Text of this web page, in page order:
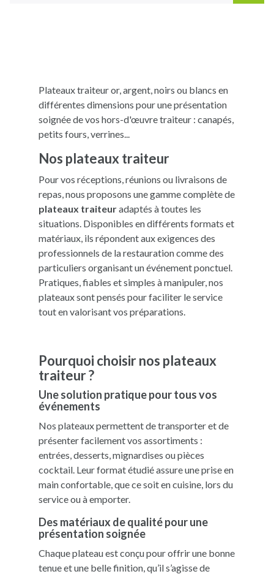
Plateaux traiteur or, argent, noirs ou blancs en
différentes dimensions pour une présentation
soignée de vos hors-d'œuvre traiteur : canapés,
petits fours, verrines...
Nos plateaux traiteur
Pour vos réceptions, réunions ou livraisons de
repas, nous proposons une gamme complète de
plateaux traiteuradaptés à toutes les
situations. Disponibles en différents formats et
matériaux, ils répondent aux exigences des
professionnels de la restauration comme des
particuliers organisant un événement ponctuel.
Pratiques, fiables et simples à manipuler, nos
plateaux sont pensés pour faciliter le service
tout en valorisant vos préparations.
Pourquoi choisir nos plateaux
traiteur ?
Une solution pratique pour tous vos
événements
Nos plateaux permettent de transporter et de
présenter facilement vos assortiments :
entrées, desserts, mignardises ou pièces
cocktail. Leur format étudié assure une prise en
main confortable, que ce soit en cuisine, lors du
service ou à emporter.
Des matériaux de qualité pour une
présentation soignée
Chaque plateau est conçu pour offrir une bonne
tenue et une belle finition, qu’il s’agisse de